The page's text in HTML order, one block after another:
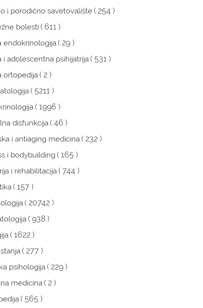
i porodično savetovalište( 254 )
bolesti( 611 )
endokrinologija( 29 )
i adolescentna psihijatrija( 531 )
ortopedija( 2 )
( 5211 )
( 1996 )
disfunkcija( 46 )
i antiaging medicina( 232 )
i bodybuilding( 165 )
i rehabilitacija( 744 )
( 157 )
( 20742 )
( 938 )
( 1622 )
( 277 )
psihologija( 229 )
medicina( 2 )
( 565 )